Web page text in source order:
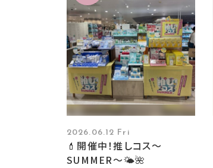
2026.06.12 Fri
💄開催中！推しコス〜
SUMMER〜🌤️🌺